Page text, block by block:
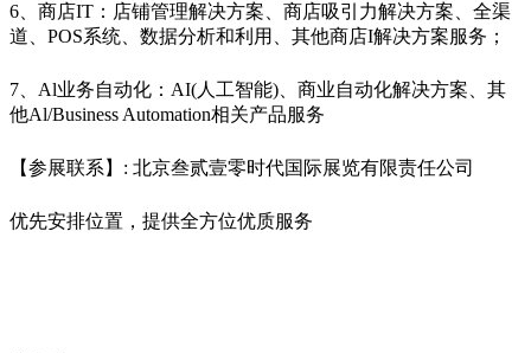
6、商店IT：店铺管理解决方案、商店吸引力解决方案、全渠
道、POS系统、数据分析和利用、其他商店I解决方案服务；
7、Al业务自动化：AI(人工智能)、商业自动化解决方案、其
他Al/Business Automation相关产品服务
【参展联系】: 北京叁贰壹零时代国际展览有限责任公司
优先安排位置，提供全方位优质服务